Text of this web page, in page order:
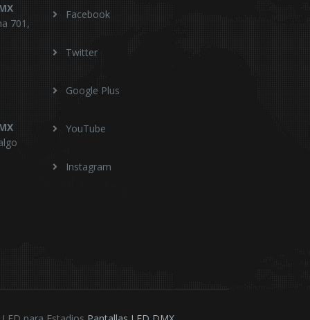
701,
Facebook
Twitter
Google Plus
YouTube
Instagram